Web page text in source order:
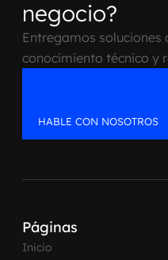
negocio?
Entregamos
conocimiento técnico y
HABLE CON NOSOTROS
Páginas
Inicio